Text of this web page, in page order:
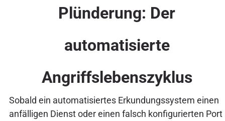
Plünderung: Der
automatisierte
Angriffslebenszyklus
Sobald ein automatisiertes Erkundungssystem einen
anfälligen Dienst oder einen falsch konfigurierten Port